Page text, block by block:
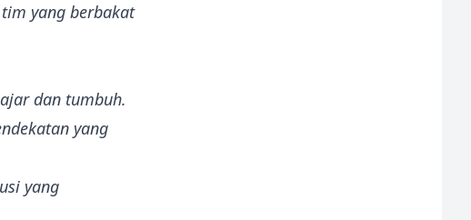
yang berbakat
dan tumbuh.
yang
yang